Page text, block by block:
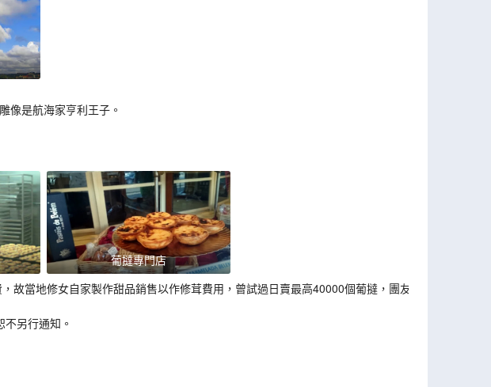
像是航海家亨利王子。
葡撻專門店
故當地修女自家製作甜品銷售以作修茸費用，曾試過日賣最高40000個葡撻，團友
另行通知。